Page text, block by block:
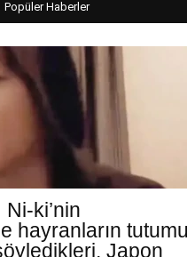
Popüler Haberler
ki’nin
hayranların tutumu
Japon